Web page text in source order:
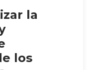
la
los